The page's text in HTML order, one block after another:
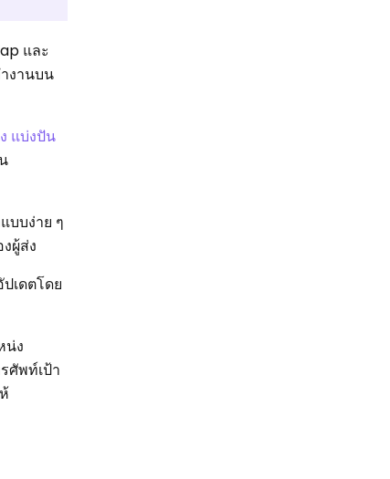
และ
งานบน
แบ่งปัน
บง่าย ๆ
ผู้ส่ง
เดตโดย
น่ง
ศัพท์เป้า